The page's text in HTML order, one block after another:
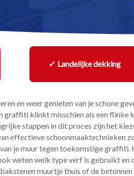
✓ Landelijke dekking
en weer genieten van je schone
graffiti klinkt misschien als een flinke
stappen in dit proces zijn het
effectieve schoonmaaktechnieken
van je muur tegen toekomstige
weten welk type verf is gebruikt
muurtje thuis of de